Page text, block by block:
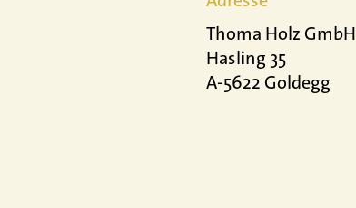
Thoma Holz GmbH
Hasling 35
A-5622 Goldegg